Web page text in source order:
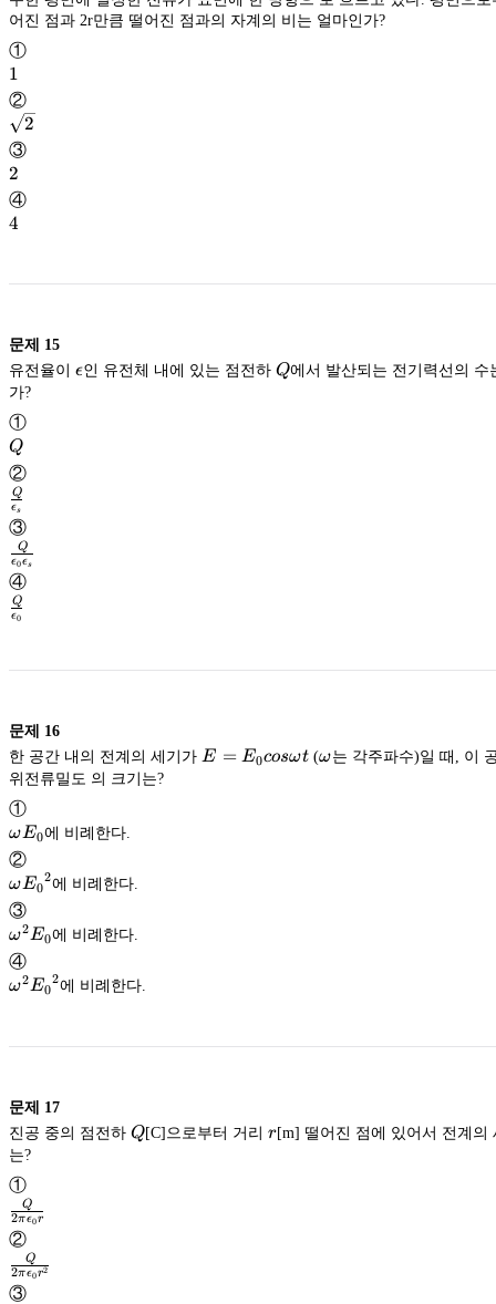
어진 점과 2r만큼 떨어진 점과의 자계의 비는 얼마인가?
①
1
1
②
\sqrt{2}
2
③
2
2
④
4
4
문제 15
유전율이 \epsilon
ϵ인 유전체 내에 있는 점전하 Q
Q에서 발산되는 전기력선의 수
가?
①
Q
Q
②
\frac{Q}
{\epsilon_s}
ϵs
Q
③
\frac{Q}
{\epsilon_0
\epsilon_s}
ϵ0ϵs
Q
④
\frac{Q}
ϵ0
Q
문제 16
한 공간 내의 전계의 세기가 E=E_0cos\omega
E = E0cosωt(\omega
ω는 각주파수)일 때, 이
위전류밀도 의 크기는?
①
\omega
E_0
ωE0에 비례한다.
②
\omega
{E_0}^2
ωE0
2에 비례한다.
③
\omega^2
E_0
ω2E0에 비례한다.
④
\omega^2
ω2E0
2에 비례한다.
문제 17
진공 중의 점전하 Q
Q[C]으로부터 거리 r
r[m] 떨어진 점에 있어서 전계의
는?
①
\frac{Q}
{2\pi
\epsilon_0r}
2πϵ0r
Q
②
\frac{Q}
2πϵ0r2
Q
③